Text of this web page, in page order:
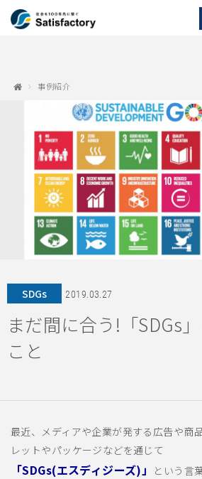
事例紹介
SDGs 2019.03.27
まだ間に合う!「SDGs
こと
最近、メディアや企業が発する広告や商
レットやパッケージなどを通じて
「SDGs(エスディジーズ)」
という言